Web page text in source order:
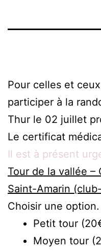
Pour celles et
participer à la
Thur le 02 juillet
Le certificat
Il est à présent
Tour de la vallée –
Saint-Amarin
Choisir une option.
Petit tour
Moyen tour